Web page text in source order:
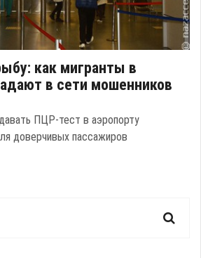
как мигранты в
в сети мошенников
ПЦР-тест в аэропорту
доверчивых пассажиров